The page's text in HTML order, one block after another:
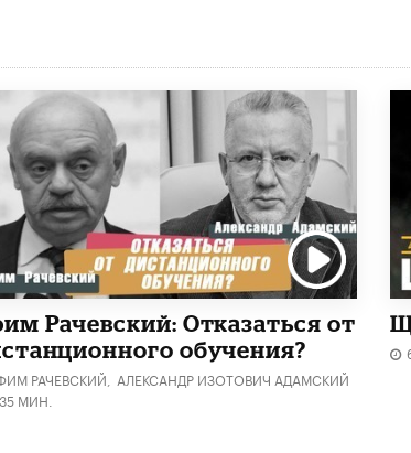
Рачевский: Отказаться от
обучения?
РАЧЕВСКИЙ, АЛЕКСАНДР ИЗОТОВИЧ АДАМСКИЙ
35 МИН.